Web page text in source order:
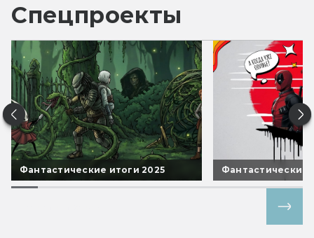
Спецпроекты
Фантастические итоги 2025 Фантастические